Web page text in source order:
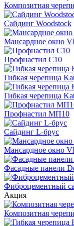
Композитная
Cайдинг Woodstock
Мансардное окно
Профнастил С10
Гибкая черепица
Гибкая черепица
Профнастил МП10
Сайдинг L-брус
Мансардное окно
Фасадные панели
Фиброцементный
Акция
Композитная